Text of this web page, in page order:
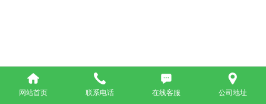
网站首页 联系电话 在线客服 公司地址